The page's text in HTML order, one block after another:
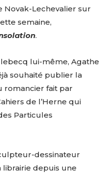
Novak-Lechevalier sur
semaine,
.
lui-même, Agathe
souhaité publier la
romancier fait par
de l’Herne qui
Particules
dessinateur
librairie depuis une